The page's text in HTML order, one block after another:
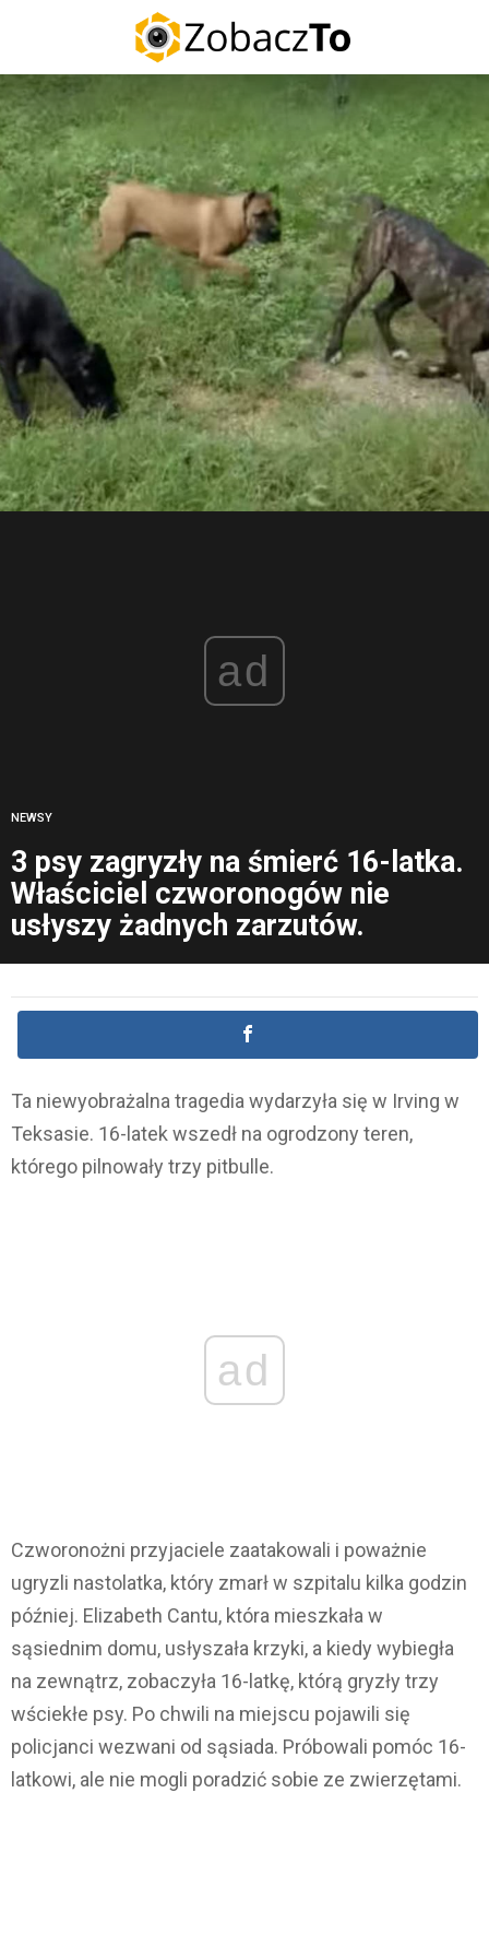
ad
NEWSY
3 psy zagryzły na śmierć 16-latka.
Właściciel czworonogów nie
usłyszy żadnych zarzutów.
Ta niewyobrażalna tragedia wydarzyła się w Irving w
Teksasie. 16-latek wszedł na ogrodzony teren,
którego pilnowały trzy pitbulle.
ad
Czworonożni przyjaciele zaatakowali i poważnie
ugryzli nastolatka, który zmarł w szpitalu kilka godzin
później. Elizabeth Cantu, która mieszkała w
sąsiednim domu, usłyszała krzyki, a kiedy wybiegła
na zewnątrz, zobaczyła 16-latkę, którą gryzły trzy
wściekłe psy. Po chwili na miejscu pojawili się
policjanci wezwani od sąsiada. Próbowali pomóc 16-
latkowi, ale nie mogli poradzić sobie ze zwierzętami.